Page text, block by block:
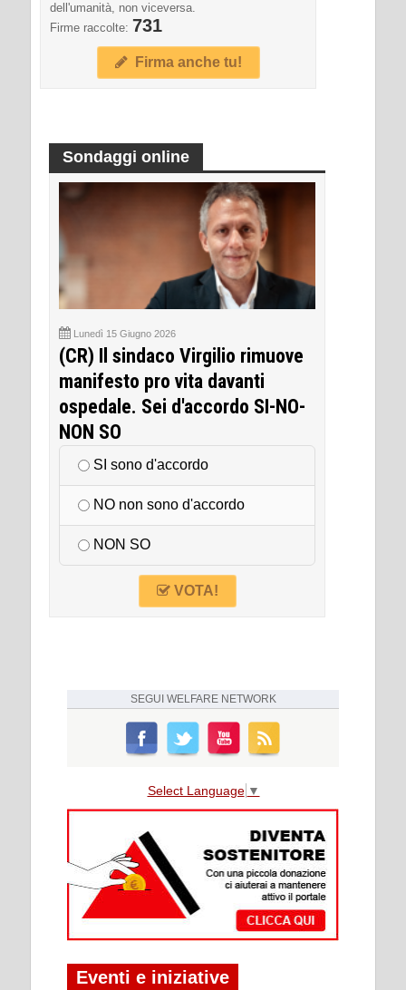
dell'umanità, non viceversa.
Firme raccolte: 731
Firma anche tu!
Sondaggi online
Lunedì 15 Giugno 2026
(CR) Il sindaco Virgilio rimuove
manifesto pro vita davanti
ospedale. Sei d'accordo SI-NO-
NON SO
SI sono d'accordo
NO non sono d'accordo
NON SO
VOTA!
SEGUI WELFARE NETWORK
Select Language ▼
Eventi e iniziative